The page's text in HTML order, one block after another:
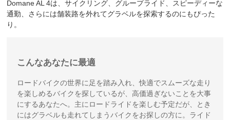
Domane AL 4は、サイクリング、グループライド、スピーディーな
通勤、さらには舗装路を外れてグラベルを探索するのにもぴった
り。
こんなあなたに最適
ロードバイクの世界に足を踏み入れ、快適でスムーズな走り
を楽しめるバイクを探しているが、高価過ぎないことを大事
にするあなたへ。主にロードライドを楽しむ予定だが、とき
にはグラベルも走れてしまうバイクをお探しの方に。ライド